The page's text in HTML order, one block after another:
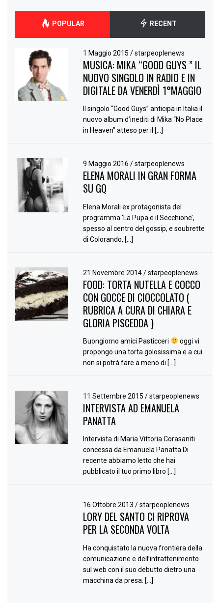
POPULAR RECENT
1 Maggio 2015/ starpeoplenews
MUSICA: MIKA “GOOD GUYS ” IL
NUOVO SINGOLO IN RADIO E IN
DIGITALE DA VENERDÌ 1°MAGGIO
Il singolo “Good Guys” anticipa in Italia il
nuovo album d’inediti di Mika “No Place
in Heaven” atteso per il […]
9 Maggio 2016/ starpeoplenews
ELENA MORALI IN GRAN FORMA
SU GQ
Elena Morali ex protagonista del
programma ‘La Pupa e il Secchione’,
spesso al centro del gossip, e soubrette
di Colorando, […]
21 Novembre 2014/ starpeoplenews
FOOD: TORTA NUTELLA E COCCO
CON GOCCE DI CIOCCOLATO (
RUBRICA A CURA DI CHIARA E
GLORIA PISCEDDA )
Buongiorno amici Pasticceri
oggi vi
propongo una torta golosissima e a cui
non si potrà fare a meno di […]
11 Settembre 2015/ starpeoplenews
INTERVISTA AD EMANUELA
PANATTA
Intervista di Maria Vittoria Corasaniti
concessa da Emanuela Panatta Di
recente abbiamo letto che hai
pubblicato il tuo primo libro […]
16 Ottobre 2013/ starpeoplenews
LORY DEL SANTO CI RIPROVA
PER LA SECONDA VOLTA
Ha conquistato la nuova frontiera della
comunicazione e dell’intrattenimento
sul web con il suo debutto dietro una
macchina da presa. […]